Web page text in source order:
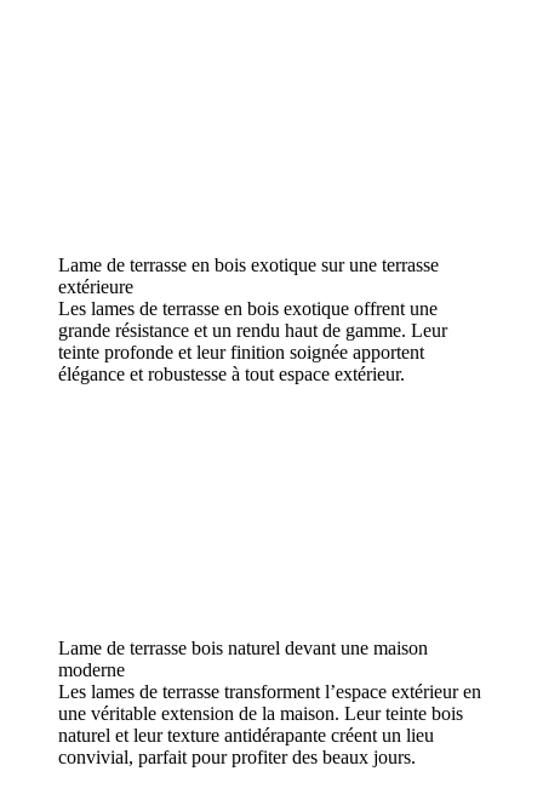
Lame de terrasse en bois exotique sur une terrasse
extérieure
Les lames de terrasse en bois exotique offrent une
grande résistance et un rendu haut de gamme. Leur
teinte profonde et leur finition soignée apportent
élégance et robustesse à tout espace extérieur.
Lame de terrasse bois naturel devant une maison
moderne
Les lames de terrasse transforment l’espace extérieur en
une véritable extension de la maison. Leur teinte bois
naturel et leur texture antidérapante créent un lieu
convivial, parfait pour profiter des beaux jours.